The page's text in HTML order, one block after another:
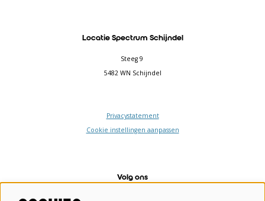
Locatie Spectrum Schijndel
Steeg 9
5482 WN Schijndel
Privacystatement
Cookie instellingen aanpassen
Volg ons